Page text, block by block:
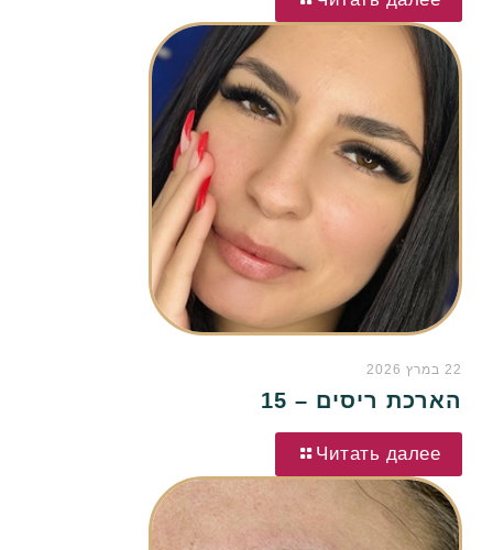
22 במרץ 2026
הארכת ריסים – 15
Читать далее